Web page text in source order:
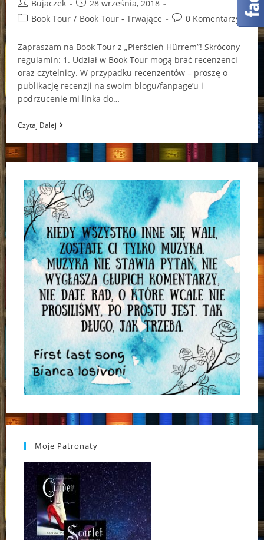
Post
author:
Bujaczek
Post
published:
28 września, 2018
PostBook Tour / Book Tour - Trwające
Post0 Komentarzy
Zapraszam na Book Tour z „Pierścień Hürrem”! Skrócony
regulamin: 1. Udział w Book Tour mogą brać recenzenci
oraz czytelnicy. W przypadku recenzentów – proszę o
publikację recenzji na swoim blogu/fanpage’u i
podrzucenie mi linka do…
Czytaj DalejBook
Tour
Z
„Pierścień
Hürrem”
Moje Patronaty